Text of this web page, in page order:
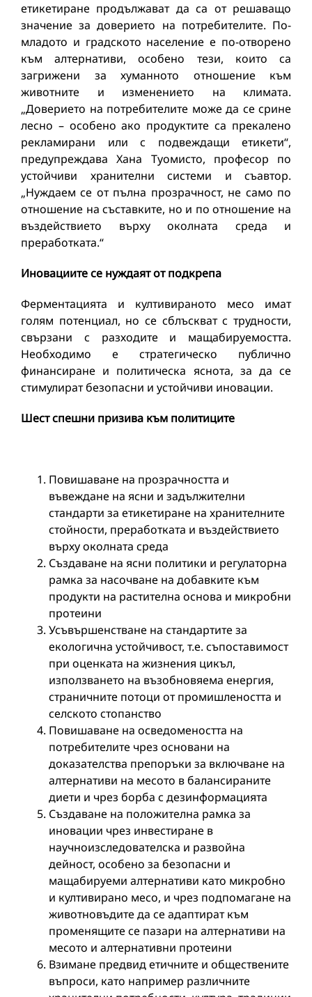
етикетиране продължават да са от решаващо
значение за доверието на потребителите. По-
младото и градското население е по-отворено
към алтернативи, особено тези, които са
загрижени за хуманното отношение към
животните и изменението на климата.
„Доверието на потребителите може да се срине
лесно – особено ако продуктите са прекалено
рекламирани или с подвеждащи етикети“,
предупреждава Хана Туомисто, професор по
устойчиви хранителни системи и съавтор.
„Нуждаем се от пълна прозрачност, не само по
отношение на съставките, но и по отношение на
въздействието върху околната среда и
преработката.“
Иновациите се нуждаят от подкрепа
Ферментацията и култивираното месо имат
голям потенциал, но се сблъскват с трудности,
свързани с разходите и мащабируемостта.
Необходимо е стратегическо публично
финансиране и политическа яснота, за да се
стимулират безопасни и устойчиви иновации.
Шест спешни призива към политиците
Повишаване на прозрачността и
въвеждане на ясни и задължителни
стандарти за етикетиране на хранителните
стойности, преработката и въздействието
върху околната среда
Създаване на ясни политики и регулаторна
рамка за насочване на добавките към
продукти на растителна основа и микробни
протеини
Усъвършенстване на стандартите за
екологична устойчивост, т.е. съпоставимост
при оценката на жизнения цикъл,
използването на възобновяема енергия,
страничните потоци от промишлеността и
селското стопанство
Повишаване на осведомеността на
потребителите чрез основани на
доказателства препоръки за включване на
алтернативи на месото в балансираните
диети и чрез борба с дезинформацията
Създаване на положителна рамка за
иновации чрез инвестиране в
научноизследователска и развойна
дейност, особено за безопасни и
мащабируеми алтернативи като микробно
и култивирано месо, и чрез подпомагане на
животновъдите да се адаптират към
променящите се пазари на алтернативи на
месото и алтернативни протеини
Взимане предвид етичните и обществените
въпроси, като например различните